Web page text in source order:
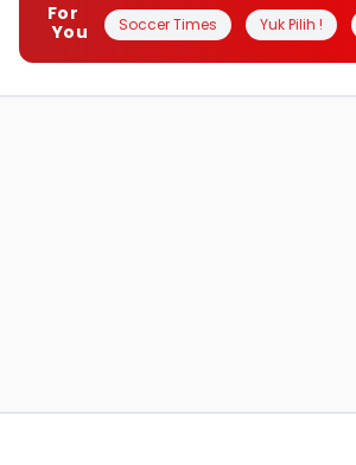
For
You
Soccer Times Yuk Pilih !